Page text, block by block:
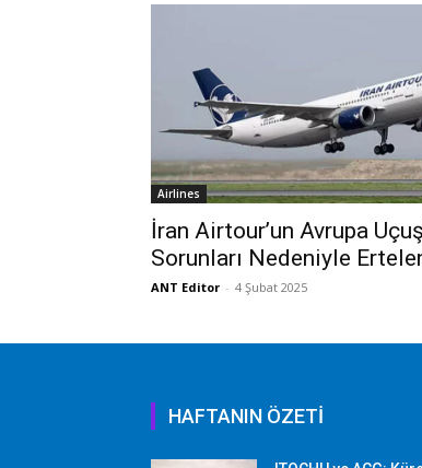
Airlines
İran Airtour’un Avrupa
Sorunları Nedeniyle
ANT Editor - 4 Şubat 2025
HAFTANIN ÖZETİ